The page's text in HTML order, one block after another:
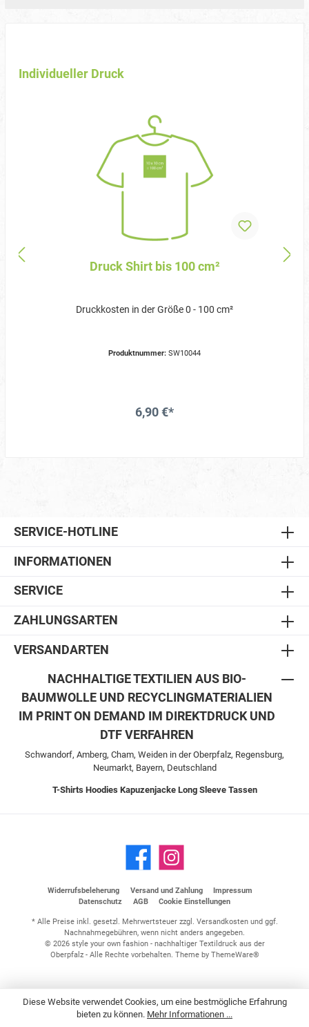
Individueller Druck
Druck Shirt bis 100 cm²
Druckkosten in der Größe 0 - 100 cm²
Produktnummer: SW10044
6,90 €*
SERVICE-HOTLINE
INFORMATIONEN
SERVICE
ZAHLUNGSARTEN
VERSANDARTEN
NACHHALTIGE TEXTILIEN AUS BIO-
BAUMWOLLE UND RECYCLINGMATERIALIEN
IM PRINT ON DEMAND IM DIREKTDRUCK UND
DTF VERFAHREN
Schwandorf, Amberg, Cham, Weiden in der Oberpfalz, Regensburg,
Neumarkt, Bayern, Deutschland
T-Shirts Hoodies Kapuzenjacke Long Sleeve Tassen
Widerrufsbeleherung Versand und Zahlung
Impressum
Datenschutz
AGB Cookie Einstellungen
* Alle Preise inkl. gesetzl. Mehrwertsteuer zzgl. Versandkostenund ggf.
Nachnahmegebühren, wenn nicht anders angegeben.
© 2026 style your own fashion - nachhaltiger Textildruck aus der
Oberpfalz - Alle Rechte vorbehalten. Theme by ThemeWare®
Diese Website verwendet Cookies, um eine bestmögliche Erfahrung
bieten zu können. Mehr Informationen ...